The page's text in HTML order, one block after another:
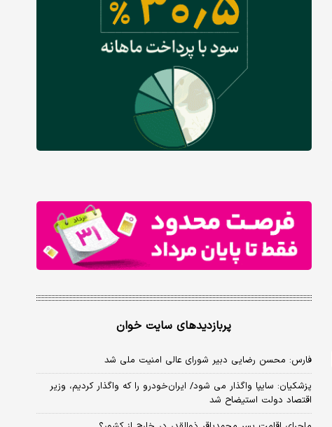
پربازدیدهای سایت خوان
فارس: محسن رضایی دبیر شورای عالی امنیت ملی شد
پزشکیان: سایپا واگذار می شود/ ایران‌خودرو را که واگذار کردیم، وزیر
اقتصاد دولت استیضاح شد